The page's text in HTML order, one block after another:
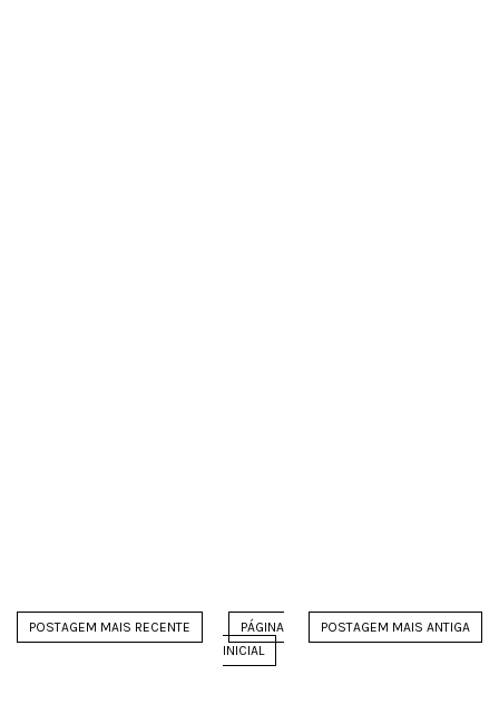
POSTAGEM MAIS RECENTE POSTAGEM MAIS ANTIGA
PÁGINA
INICIAL